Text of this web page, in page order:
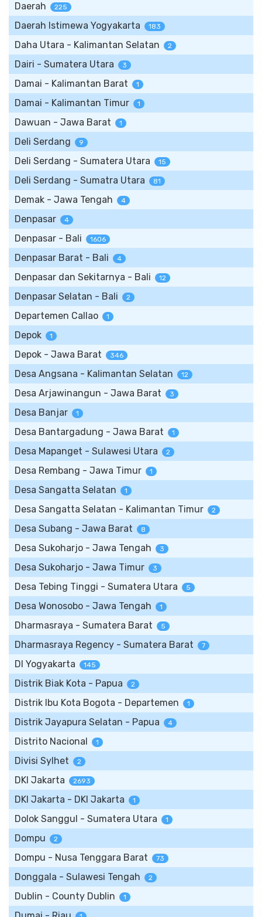
Daerah 225
Daerah Istimewa Yogyakarta 183
Daha Utara - Kalimantan Selatan 2
Dairi - Sumatera Utara 3
Damai - Kalimantan Barat 1
Damai - Kalimantan Timur 1
Dawuan - Jawa Barat 1
Deli Serdang 9
Deli Serdang - Sumatera Utara 15
Deli Serdang - Sumatra Utara 81
Demak - Jawa Tengah 4
Denpasar 4
Denpasar - Bali 1606
Denpasar Barat - Bali 4
Denpasar dan Sekitarnya - Bali 12
Denpasar Selatan - Bali 2
Departemen Callao 1
Depok 1
Depok - Jawa Barat 346
Desa Angsana - Kalimantan Selatan 12
Desa Arjawinangun - Jawa Barat 3
Desa Banjar 1
Desa Bantargadung - Jawa Barat 1
Desa Mapanget - Sulawesi Utara 2
Desa Rembang - Jawa Timur 1
Desa Sangatta Selatan 1
Desa Sangatta Selatan - Kalimantan Timur 2
Desa Subang - Jawa Barat 8
Desa Sukoharjo - Jawa Tengah 3
Desa Sukoharjo - Jawa Timur 3
Desa Tebing Tinggi - Sumatera Utara 5
Desa Wonosobo - Jawa Tengah 1
Dharmasraya - Sumatera Barat 5
Dharmasraya Regency - Sumatera Barat 7
DI Yogyakarta 145
Distrik Biak Kota - Papua 2
Distrik Ibu Kota Bogota - Departemen 1
Distrik Jayapura Selatan - Papua 4
Distrito Nacional 1
Divisi Sylhet 2
DKI Jakarta 2693
DKI Jakarta - DKI Jakarta 1
Dolok Sanggul - Sumatera Utara 1
Dompu 2
Dompu - Nusa Tenggara Barat 73
Donggala - Sulawesi Tengah 2
Dublin - County Dublin 1